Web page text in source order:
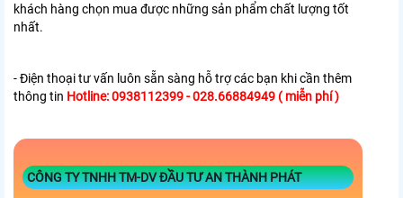
khách hàng chọn mua được những sản phẩm chất lượng tốt
nhất.
- Điện thoại tư vấn luôn sẵn sàng hỗ trợ các bạn khi cần thêm
thông tin Hotline: 0938112399 - 028.66884949 ( miễn phí )
CÔNG TY TNHH TM-DV ĐẦU TƯ AN THÀNH PHÁT